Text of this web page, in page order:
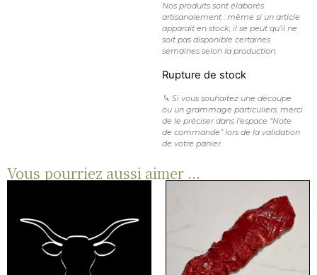
Nos produits sont élaborés
artisanalement : même si un article
apparaît en stock, il se peut qu’il ne
soit pas disponible certaines
semaines selon la production.
Rupture de stock
🔪 Si vous souhaitez une découpe
ou un grammage particuliers, merci
de le préciser dans l’espace “Note
de commande” lors de la validation
de votre panier.
Vous pourriez aussi aimer ...